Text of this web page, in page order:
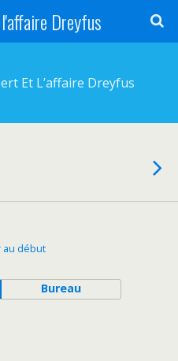
Dreyfus
Et L’affaire Dreyfus
au début
Bureau